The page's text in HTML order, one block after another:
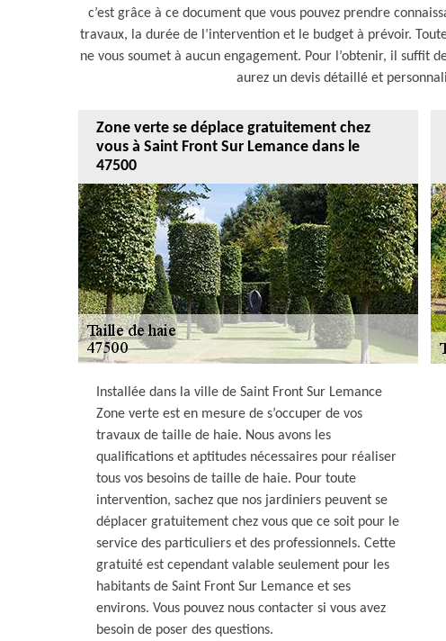
c’est grâce à ce document que vous pouvez prendre
travaux, la durée de l’intervention et le budget à prévoir.
ne vous soumet à aucun engagement. Pour l’obtenir, il suffit
aurez un devis détaillé et
Zone verte se déplace gratuitement chez
vous à Saint Front Sur Lemance dans le
47500
Installée dans la ville de Saint Front Sur Lemance
Zone verte est en mesure de s’occuper de vos
travaux de taille de haie. Nous avons les
qualifications et aptitudes nécessaires pour réaliser
tous vos besoins de taille de haie. Pour toute
intervention, sachez que nos jardiniers peuvent se
déplacer gratuitement chez vous que ce soit pour le
service des particuliers et des professionnels. Cette
gratuité est cependant valable seulement pour les
habitants de Saint Front Sur Lemance et ses
environs. Vous pouvez nous contacter si vous avez
besoin de poser des questions.